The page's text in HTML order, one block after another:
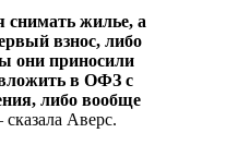
снимать жилье, а
взнос, либо
они приносили
в ОФЗ с
либо вообще
Аверс.